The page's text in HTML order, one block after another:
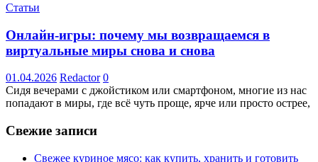
Статьи
Онлайн-игры: почему мы возвращаемся в
виртуальные миры снова и снова
01.04.2026 Redactor 0
Сидя вечерами с джойстиком или смартфоном, многие из нас
попадают в миры, где всё чуть проще, ярче или просто острее,
Свежие записи
Свежее куриное мясо: как купить, хранить и готовить